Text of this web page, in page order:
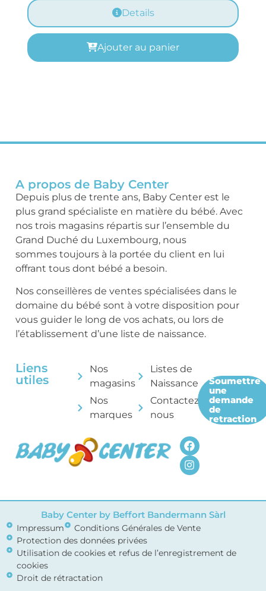
Details
Ajouter au panier
A propos de Baby Center
Depuis plus de trente ans, Baby Center est le
plus grand spécialiste en matière du bébé. Avec
nos trois magasins répartis sur l’ensemble du
Grand Duché du Luxembourg, nous
sommes toujours à la portée du client en lui
offrant tous dont bébé a besoin.
Nos conseillères de ventes spécialisées dans le
domaine du bébé sont à votre disposition pour
vous guider le long de vos achats, ou lors de
l’établissement d’une liste de naissance.
Liens
utiles
Nos
magasins
Nos
marques
Listes de
Naissance
Contactez-
nous
Soumettre
une
demande
de
retraction
Baby Center by Beffort Bandermann Sàrl
Impressum
Conditions Générales de Vente
Protection des données privées
Utilisation de cookies et refus de l’enregistrement de
cookies
Droit de rétractation